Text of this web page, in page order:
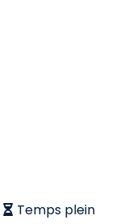
Temps plein